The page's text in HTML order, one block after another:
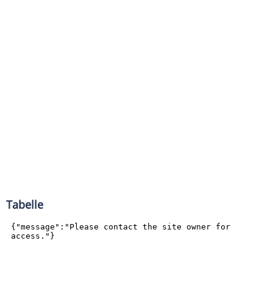
Tabelle